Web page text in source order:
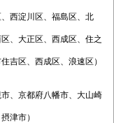
西淀川区、福島区、北
、大正区、西成区、住之
吉区、西成区、浪速区）
、京都府八幡市、大山崎
津市）